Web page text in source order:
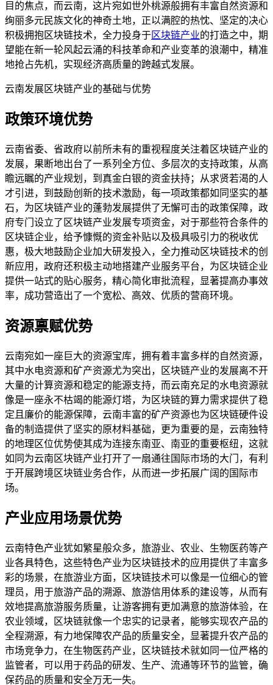
目的焦点，而云南，这片宛如世外桃源般拥有丰富自然资源和
绚丽多元民族文化的神奇土地，正以满腔的热忱、坚定的决心
积极拥抱区块链技术，全力投身于区块链产业的打造之中，期
望能在新一轮风起云涌的科技革命和产业变革的浪潮中，精准
地抢占先机，实现经济高质量的跨越式发展。
云南发展区块链产业的基础与优势
政策环境优势
云南省委、省政府以前所未有的重视程度关注着区块链产业的
发展，果断地出台了一系列全方位、多层次的支持政策，从高
瞻远瞩的产业规划，到真金白银的资金扶持；从求贤若渴的人
才引进，到鼓励创新的技术激励，每一项政策都如同坚实的基
石，为区块链产业的蓬勃发展提供了无懈可击的政策保障，政
府专门设立了区块链产业发展专项资金，对于那些符合条件的
区块链企业，给予慷慨的资金补贴以及极具吸引力的税收优
惠，极大地鼓励企业加大研发投入，全力推动区块链技术的创
新应用，政府还积极主动地搭建产业服务平台，为区块链企业
提供一站式的贴心服务，精心简化审批流程，显著提高办事效
率，成功营造出了一个宽松、高效、优质的营商环境。
资源禀赋优势
云南宛如一座巨大的资源宝库，拥有着丰富多样的自然资源，
其中水电资源和矿产资源尤为突出，区块链产业的发展离不开
大量的计算资源和稳定的能源支持，而云南充足的水电资源就
像是一座永不枯竭的能源灯塔，为区块链的算力需求提供了稳
定且廉价的能源保障，云南丰富的矿产资源也为区块链硬件设
备的制造提供了坚实的原材料基础，更为重要的是，云南独特
的地理区位优势使其成为连接东南亚、南亚的重要枢纽，这就
如同为云南区块链产业打开了一扇通往国际市场的大门，有利
于开展跨境区块链业务合作，从而进一步拓展广阔的国际市
场。
产业应用场景优势
云南特色产业犹如繁星般众多，旅游业、农业、生物医药等产
业各具特色，这些特色产业为区块链技术的应用提供了丰富多
彩的场景，在旅游业方面，区块链技术可以像是一位细心的管
理员，用于旅游产品的溯源、旅游信用体系的建设等，从而有
效地提高旅游服务质量，让游客拥有更加满意的旅游体验，在
农业领域，区块链就像一个忠实的记录者，能够实现农产品的
全程溯源，有力地保障农产品的质量安全，显著提升农产品的
市场竞争力，在生物医药产业，区块链技术就如同一位严格的
监管者，可以用于药品的研发、生产、流通等环节的监管，确
保药品的质量和安全万无一失。